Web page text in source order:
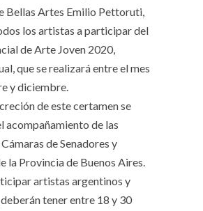
Bellas Artes Emilio Pettoruti,
los artistas a participar del
de Arte Joven 2020,
que se realizará entre el mes
y diciembre.
de este certamen se
acompañamiento de las
de Senadores y
la Provincia de Buenos Aires.
artistas argentinos y
tener entre 18 y 30